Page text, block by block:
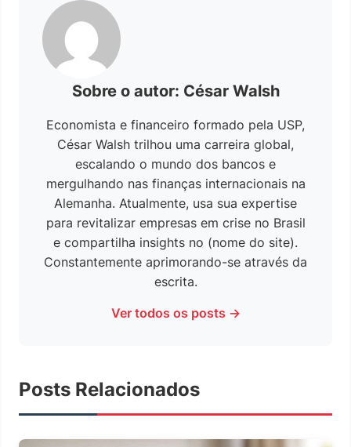
Sobre o autor: César Walsh
Economista e financeiro formado pela USP,
César Walsh trilhou uma carreira global,
escalando o mundo dos bancos e
mergulhando nas finanças internacionais na
Alemanha. Atualmente, usa sua expertise
para revitalizar empresas em crise no Brasil
e compartilha insights no (nome do site).
Constantemente aprimorando-se através da
escrita.
Ver todos os posts →
Posts Relacionados